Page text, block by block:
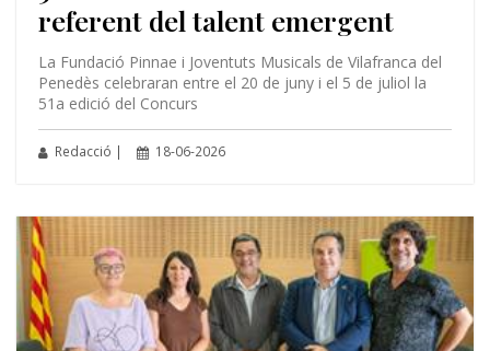
referent del talent emergent
La Fundació Pinnae i Joventuts Musicals de Vilafranca del
Penedès celebraran entre el 20 de juny i el 5 de juliol la
51a edició del Concurs
Redacció | 18-06-2026